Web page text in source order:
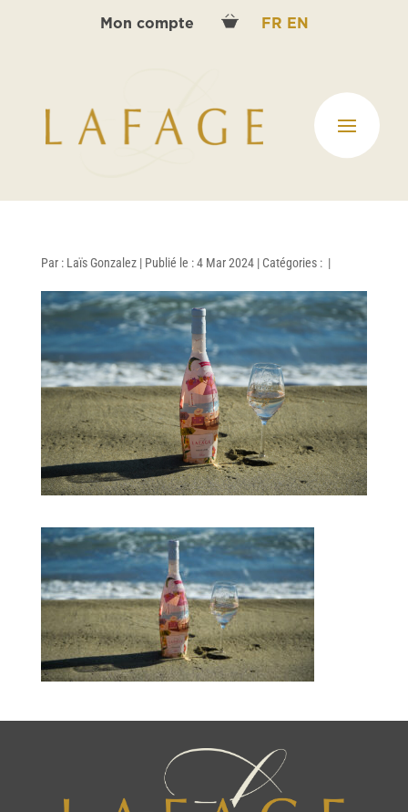
Mon compte FR EN
Par : Laïs Gonzalez | Publié le : 4 Mar 2024 | Catégories : |